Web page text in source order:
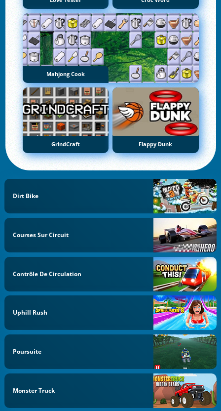
Mahjong Cook
GrindCraft Flappy Dunk
Dirt Bike
Courses Sur Circuit
Contrôle De Circulation
Uphill Rush
Poursuite
Monster Truck